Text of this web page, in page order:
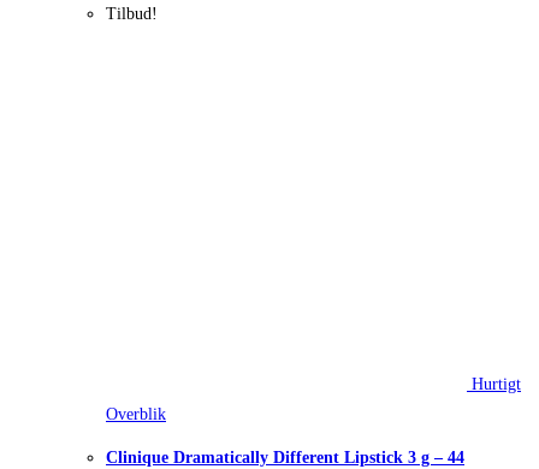
Tilbud!
Hurtigt
Overblik
Clinique Dramatically Different Lipstick 3 g – 44